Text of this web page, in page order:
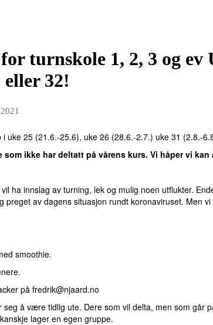
turnskole 1, 2, 3 og
eller 32!
uke 25 (21.6.-25.6), uke 26 (28.6.-2.7.) uke 31 (2.8.-
ikke har deltatt på vårens kurs. Vi håper vi
ha innslag av turning, lek og mulig noen utflukter.
preget av dagens situasjon rundt koronaviruset. Men
smoothie.
på fredrik@njaard.no
å være tidlig ute. Dere som vil delta, men som går
lager en egen gruppe.